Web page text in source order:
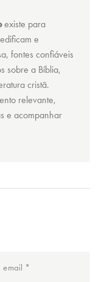
existe para
e
fontes confiáveis
sobre a Bíblia,
cristã.
relevante,
e acompanhar